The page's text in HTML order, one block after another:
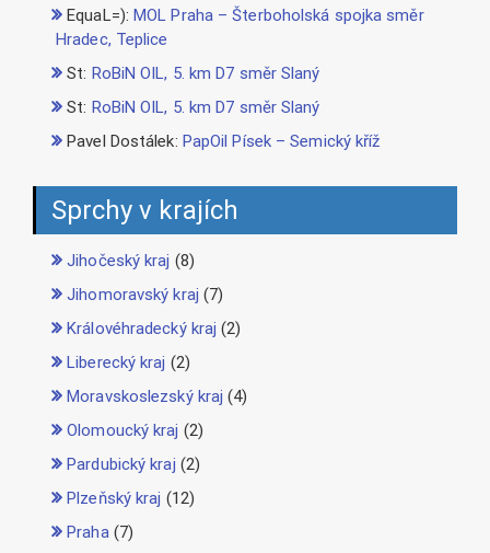
EquaL=):MOL Praha – Šterboholská spojka směr
Hradec, Teplice
St: RoBiN OIL, 5. km D7 směr Slaný
St: RoBiN OIL, 5. km D7 směr Slaný
Pavel Dostálek: PapOil Písek – Semický kříž
Sprchy v krajích
Jihočeský kraj (8)
Jihomoravský kraj (7)
Královéhradecký kraj (2)
Liberecký kraj (2)
Moravskoslezský kraj (4)
Olomoucký kraj (2)
Pardubický kraj (2)
Plzeňský kraj (12)
Praha(7)